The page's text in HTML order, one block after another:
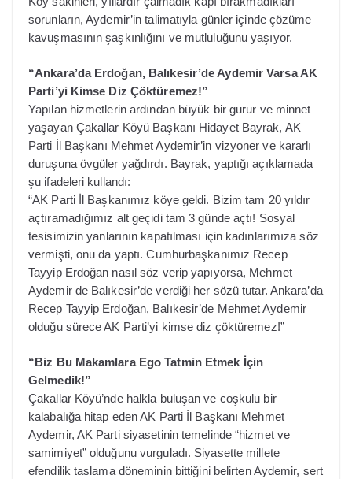
sorunların, Aydemir’in talimatıyla günler içinde çözüme
kavuşmasının şaşkınlığını ve mutluluğunu yaşıyor.
“Ankara’da Erdoğan, Balıkesir’de Aydemir Varsa AK
Parti’yi Kimse Diz Çöktüremez!”
Yapılan hizmetlerin ardından büyük bir gurur ve minnet
yaşayan Çakallar Köyü Başkanı Hidayet Bayrak, AK
Parti İl Başkanı Mehmet Aydemir’in vizyoner ve kararlı
duruşuna övgüler yağdırdı. Bayrak, yaptığı açıklamada
şu ifadeleri kullandı:
“AK Parti İl Başkanımız köye geldi. Bizim tam 20 yıldır
açtıramadığımız alt geçidi tam 3 günde açtı! Sosyal
tesisimizin yanlarının kapatılması için kadınlarımıza söz
vermişti, onu da yaptı. Cumhurbaşkanımız Recep
Tayyip Erdoğan nasıl söz verip yapıyorsa, Mehmet
Aydemir de Balıkesir’de verdiği her sözü tutar. Ankara’da
Recep Tayyip Erdoğan, Balıkesir’de Mehmet Aydemir
olduğu sürece AK Parti’yi kimse diz çöktüremez!”
“Biz Bu Makamlara Ego Tatmin Etmek İçin
Gelmedik!”
Çakallar Köyü’nde halkla buluşan ve coşkulu bir
kalabalığa hitap eden AK Parti İl Başkanı Mehmet
Aydemir, AK Parti siyasetinin temelinde “hizmet ve
samimiyet” olduğunu vurguladı. Siyasette millete
efendilik taslama döneminin bittiğini belirten Aydemir, sert